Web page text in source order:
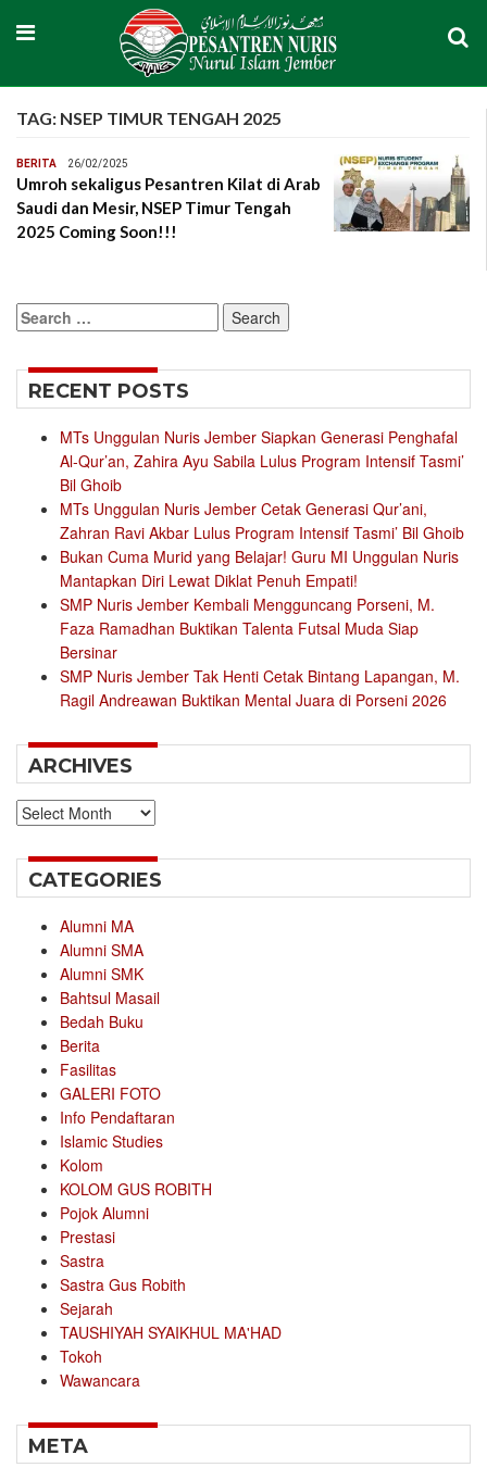
TAG: NSEP TIMUR TENGAH 2025
BERITA 26/02/2025
Umroh sekaligus Pesantren Kilat di Arab
Saudi dan Mesir, NSEP Timur Tengah
2025 Coming Soon!!!
Search
for:
RECENT POSTS
MTs Unggulan Nuris Jember Siapkan Generasi Penghafal
Al-Qur’an, Zahira Ayu Sabila Lulus Program Intensif Tasmi’
Bil Ghoib
MTs Unggulan Nuris Jember Cetak Generasi Qur’ani,
Zahran Ravi Akbar Lulus Program Intensif Tasmi’ Bil Ghoib
Bukan Cuma Murid yang Belajar! Guru MI Unggulan Nuris
Mantapkan Diri Lewat Diklat Penuh Empati!
SMP Nuris Jember Kembali Mengguncang Porseni, M.
Faza Ramadhan Buktikan Talenta Futsal Muda Siap
Bersinar
SMP Nuris Jember Tak Henti Cetak Bintang Lapangan, M.
Ragil Andreawan Buktikan Mental Juara di Porseni 2026
ARCHIVES
Archives
CATEGORIES
Alumni MA
Alumni SMA
Alumni SMK
Bahtsul Masail
Bedah Buku
Berita
Fasilitas
GALERI FOTO
Info Pendaftaran
Islamic Studies
Kolom
KOLOM GUS ROBITH
Pojok Alumni
Prestasi
Sastra
Sastra Gus Robith
Sejarah
TAUSHIYAH SYAIKHUL MA'HAD
Tokoh
Wawancara
META